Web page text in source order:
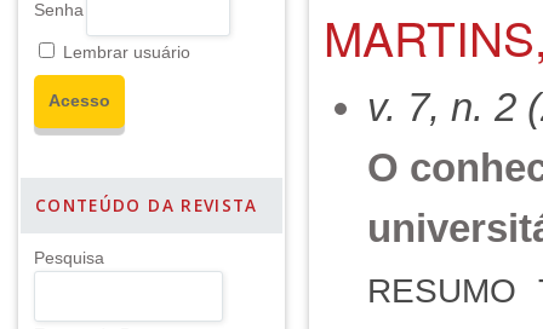
Senha
Lembrar usuário
CONTEÚDO DA REVISTA
Pesquisa
v. 7, n. 2
O
RESUMO